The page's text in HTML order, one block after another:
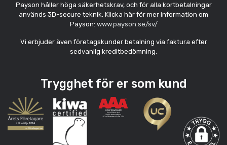
Payson håller höga säkerhetskrav, och för alla kortbetalningar
används 3D-secure teknik. Klicka här för mer information om
Payson: www.payson.se/sv/
Vi erbjuder även företagskunder betalning via faktura efter
sedvanlig kreditbedömning.
Trygghet för er som kund